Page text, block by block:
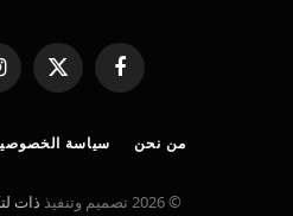
فيسبوك
X
(Twitter)
من نحن سياسة
© 2026 تصميم وتنفيذ ذات